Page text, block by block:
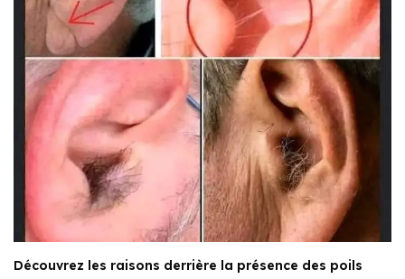
Découvrez les raisons derrière la présence des poils